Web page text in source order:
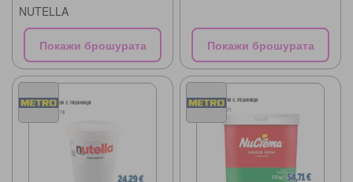
NUTELLA
Покажи брошурата Покажи брошурата